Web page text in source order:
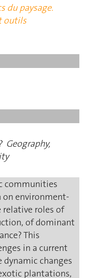
du paysage.
outils
Geography,
communities
on environment-
relative roles of
of dominant
This
in a current
changes
plantations,